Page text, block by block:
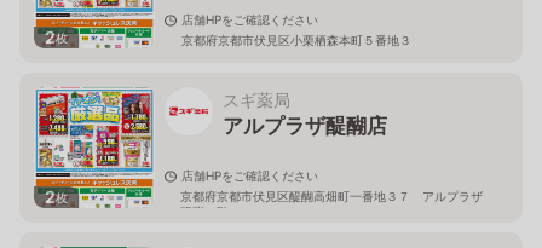
2枚
店舗HPをご確認ください
京都府京都市伏見区小栗栖森本町５番地３
2枚
スギ薬局
アルプラザ醍醐店
店舗HPをご確認ください
京都府京都市伏見区醍醐高畑町一番地３７ アルプラザ
醍醐２階